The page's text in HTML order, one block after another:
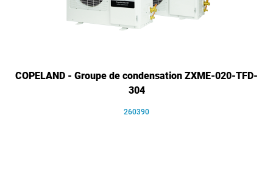
COPELAND - Groupe de condensation ZXME-020-TFD-
304
260390